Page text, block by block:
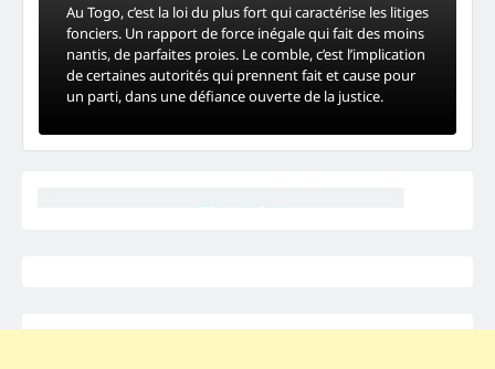
Au Togo, c’est la loi du plus fort qui caractérise les litiges
fonciers. Un rapport de force inégale qui fait des moins
nantis, de parfaites proies. Le comble, c’est l’implication
de certaines autorités qui prennent fait et cause pour
un parti, dans une défiance ouverte de la justice.